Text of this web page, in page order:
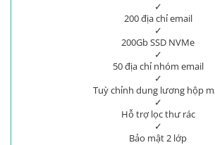
✓
200 địa chỉ email
✓
200Gb SSD NVMe
✓
50 địa chỉ nhóm email
✓
Tuỳ chỉnh dung lương hộp
✓
Hỗ trợ lọc thư rác
✓
Bảo mật 2 lớp